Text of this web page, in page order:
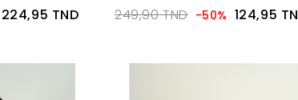
224,95 TND 249,90 TND -50% 124,95